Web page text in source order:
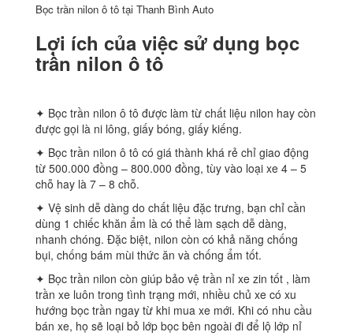
Bọc trần nilon ô tô tại Thanh Bình Auto
Lợi ích của việc sử dụng bọc
trần nilon ô tô
✦ Bọc trần nilon ô tô được làm từ chất liệu nilon hay còn
được gọi là ni lông, giấy bóng, giấy kiếng.
✦ Bọc trần nilon ô tô có giá thành khá rẻ chỉ giao động
từ 500.000 đồng – 800.000 đồng, tùy vào loại xe 4 – 5
chỗ hay là 7 – 8 chỗ.
✦ Vệ sinh dễ dàng do chất liệu đặc trưng, bạn chỉ cần
dùng 1 chiếc khăn ẩm là có thể làm sạch dễ dàng,
nhanh chóng. Đặc biệt, nilon còn có khả năng chống
bụi, chống bám mùi thức ăn và chống ẩm tốt.
✦ Bọc trần nilon còn giúp bảo vệ trần nỉ xe zin tốt , làm
trần xe luôn trong tình trạng mới, nhiều chủ xe có xu
hướng bọc trần ngay từ khi mua xe mới. Khi có nhu cầu
bán xe, họ sẽ loại bỏ lớp bọc bên ngoài đi để lộ lớp nỉ